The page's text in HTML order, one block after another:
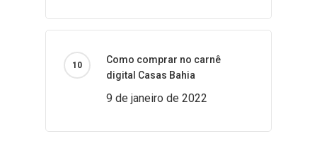
Como comprar no carnê
digital Casas Bahia
9 de janeiro de 2022